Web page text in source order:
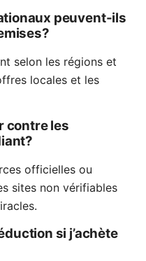
peuvent-ils
selon les régions et
locales et les
contre les
officielles ou
sites non vérifiables
si j’achète